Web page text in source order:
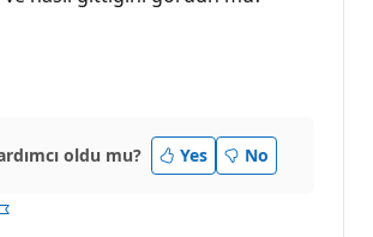
oldu mu? Yes No